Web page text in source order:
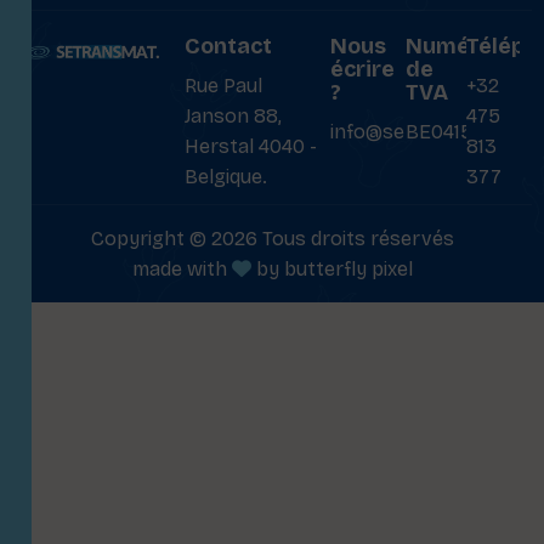
Contact
Rue Paul
Janson 88,
Herstal 4040 -
Belgique.
Nous
écrire
?
info@setransmat.com
Numéro
de
TVA
BE0415027069
+32
475
813
377
Copyright © 2026 Tous droits réservés
made with
by butterfly pixel